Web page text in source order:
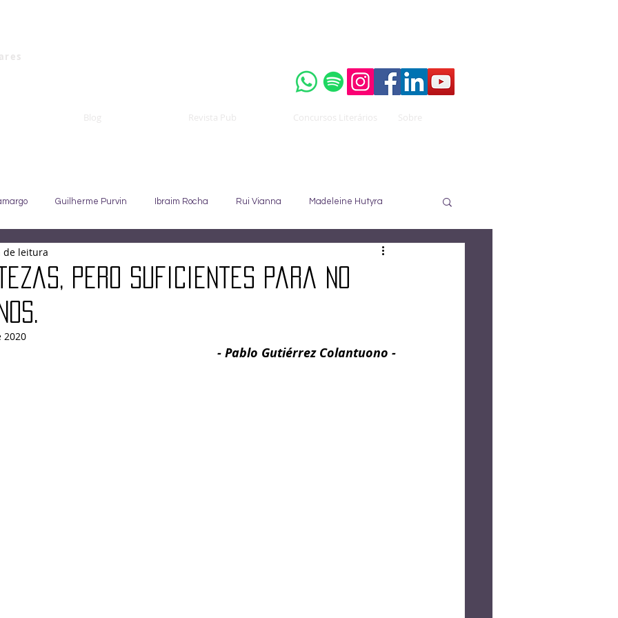
Blog Revista Pub Concursos Literários Sobre
Guilherme Purvin Ibraim Rocha Rui Vianna Madeleine Hutyra
Sebastião Staut José Nuzzi
Daniel Ferraz
pero suficientes para no
de leitura
2020
- Pablo Gutiérrez Colantuono -